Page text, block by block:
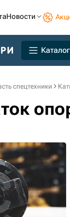
Новости
Каталог
спецтехники